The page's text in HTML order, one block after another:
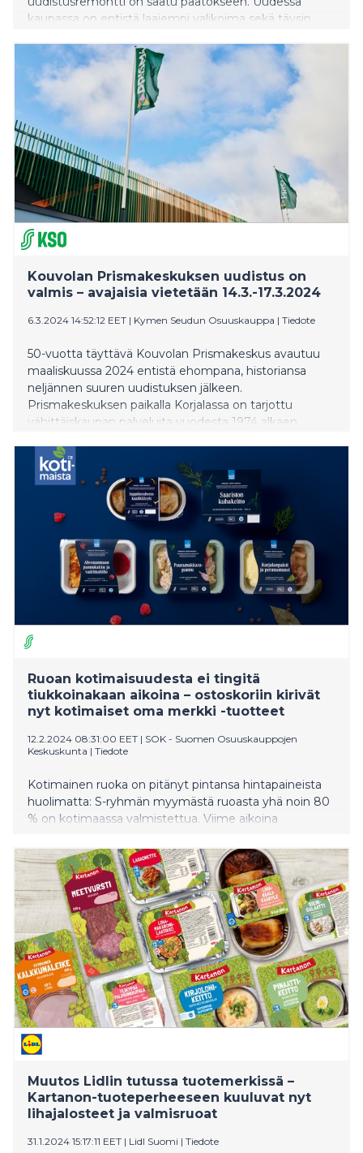
kaupassa on entistä laajempi valikoima sekä täysin
grillattavat, tuoreet kalat kuin valmisruoat, myös
paikallisilta toimijoilta.
Kouvolan Prismakeskuksen uudistus on
valmis – avajaisia vietetään 14.3.-17.3.2024
6.3.2024 14:52:12 EET | Kymen Seudun Osuuskauppa | Tiedote
50-vuotta täyttävä Kouvolan Prismakeskus avautuu
maaliskuussa 2024 entistä ehompana, historiansa
neljännen suuren uudistuksen jälkeen.
Prismakeskuksen paikalla Korjalassa on tarjottu
vähittäiskaupan palveluita vuodesta 1974 alkaen.
vuonna 1988.
Ruoan kotimaisuudesta ei tingitä
tiukkoinakaan aikoina – ostoskoriin kirivät
nyt kotimaiset oma merkki -tuotteet
12.2.2024 08:31:00 EET | SOK - Suomen Osuuskauppojen
Keskuskunta | Tiedote
Kotimainen ruoka on pitänyt pintansa hintapaineista
huolimatta: S-ryhmän myymästä ruoasta yhä noin 80
% on kotimaassa valmistettua. Viime aikoina
hinta-laatu-suhteeltaan houkuttelevat oma merkki -
tuotteet. Hitiksi on noussut kymmenen vuotta
täyttävä S-ryhmän oma Kotimaista-tuotesarja.
Muutos Lidlin tutussa tuotemerkissä –
Kartanon-tuoteperheeseen kuuluvat nyt
lihajalosteet ja valmisruoat
31.1.2024 15:17:11 EET | Lidl Suomi | Tiedote